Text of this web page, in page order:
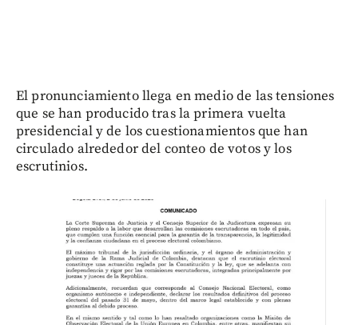
El pronunciamiento llega en medio de las tensiones
que se han producido tras la primera vuelta
presidencial y de los cuestionamientos que han
circulado alrededor del conteo de votos y los
escrutinios.